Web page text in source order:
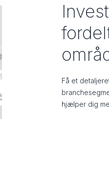
Få et
hjælper dig